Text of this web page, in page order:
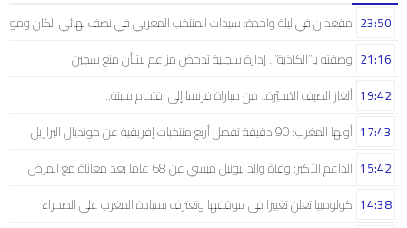
مقعدان في ليلة واحدة: سيدات المنتخب المغربي في نصف نهائي الكان 23:50
وصفته بـ”الكاذبة”.. إدارة سجنية تدحض مزاعم بشأن منع سجين 21:16
ألغاز الصيف المُحيّرة.. من مباراة فرنسا إلى اقتحام سبتة..! 19:42
أولها المغرب: 90 دقيقة تفصل أربع منتخبات إفريقية عن مونديال البرازيل 17:43
الداعم الأكبر: وفاة والد ليونيل ميسي عن 68 عاما بعد معاناة مع المرض 15:42
كولومبيا تعلن تغييرا في موقفها وتعترف بسيادة المغرب على الصحراء 14:38